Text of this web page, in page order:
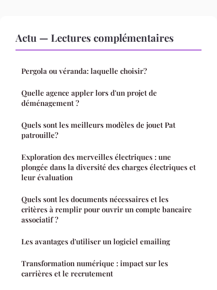
Actu — Lectures complémentaires
Pergola ou véranda: laquelle choisir?
Quelle agence appler lors d'un projet de
déménagement ?
Quels sont les meilleurs modèles de jouet Pat
patrouille?
Exploration des merveilles électriques : une
plongée dans la diversité des charges électriques et
leur évaluation
Quels sont les documents nécessaires et les
critères à remplir pour ouvrir un compte bancaire
associatif ?
Les avantages d'utiliser un logiciel emailing
Transformation numérique : impact sur les
carrières et le recrutement